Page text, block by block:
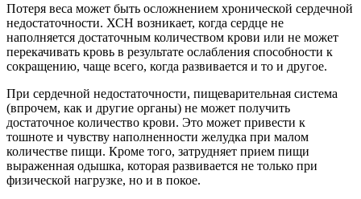
Потеря веса может быть осложнением хронической сердечной
недостаточности. ХСН возникает, когда сердце не
наполняется достаточным количеством крови или не может
перекачивать кровь в результате ослабления способности к
сокращению, чаще всего, когда развивается и то и другое.
При сердечной недостаточности, пищеварительная система
(впрочем, как и другие органы) не может получить
достаточное количество крови. Это может привести к
тошноте и чувству наполненности желудка при малом
количестве пищи. Кроме того, затрудняет прием пищи
выраженная одышка, которая развивается не только при
физической нагрузке, но и в покое.